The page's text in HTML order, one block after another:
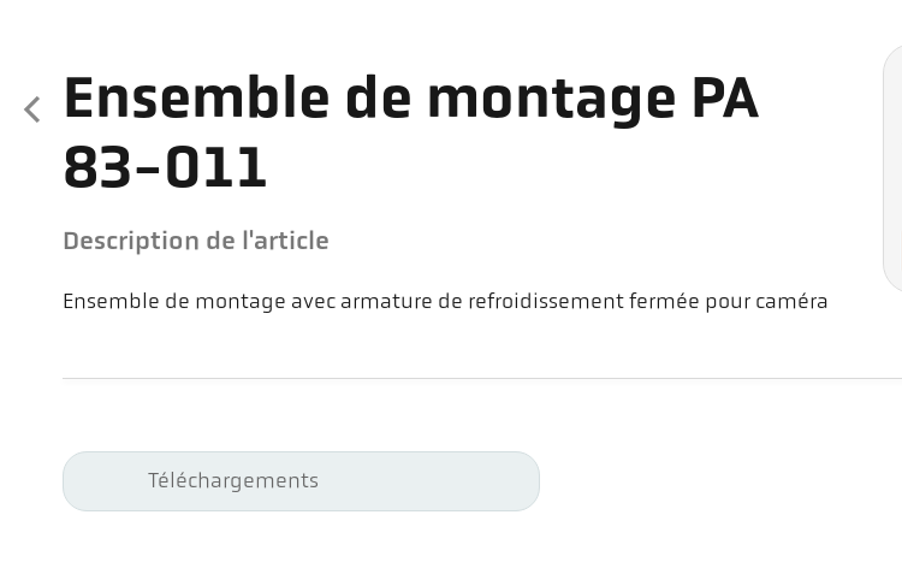
Ensemble de montage PA
83-011
Description de l'article
Ensemble de montage avec armature de refroidissement fermée pour caméra
Téléchargements